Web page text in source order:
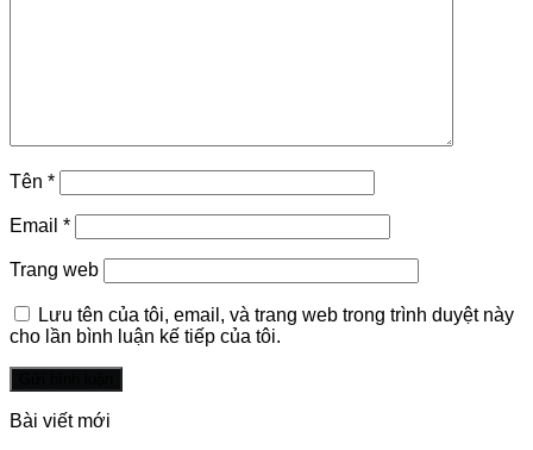
Tên *
Email *
Trang web
Lưu tên của tôi, email, và trang web trong trình duyệt này
cho lần bình luận kế tiếp của tôi.
Bài viết mới